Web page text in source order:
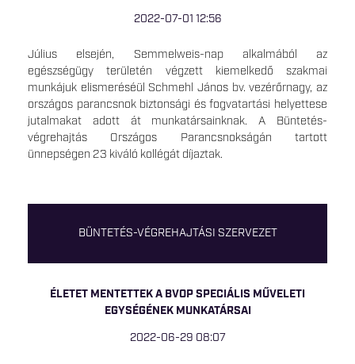
2022-07-01 12:56
Július elsején, Semmelweis-nap alkalmából az
egészségügy területén végzett kiemelkedő szakmai
munkájuk elismeréséül Schmehl János bv. vezérőrnagy, az
országos parancsnok biztonsági és fogvatartási helyettese
jutalmakat adott át munkatársainknak. A Büntetés-
végrehajtás Országos Parancsnokságán tartott
ünnepségen 23 kiváló kollégát díjaztak.
BÜNTETÉS-VÉGREHAJTÁSI SZERVEZET
ÉLETET MENTETTEK A BVOP SPECIÁLIS MŰVELETI
EGYSÉGÉNEK MUNKATÁRSAI
2022-06-29 08:07